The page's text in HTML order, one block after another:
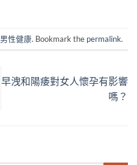
男性健康. Bookmark the permalink.
早洩和陽痿對女人懷孕有影響
嗎？